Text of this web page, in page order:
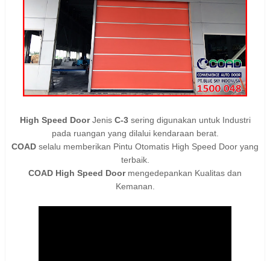
High Speed DoorJenis C-3sering digunakan untuk Industri
pada ruangan yang dilalui kendaraan berat.
COAD selalu memberikan Pintu Otomatis High Speed Door yang
terbaik.
COAD High Speed Door mengedepankan Kualitas dan
Kemanan.